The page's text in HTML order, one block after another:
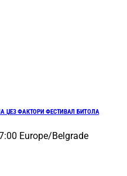
ЏЕЗ ФАКТОРИ ФЕСТИВАЛ БИТОЛА
Europe/Belgrade